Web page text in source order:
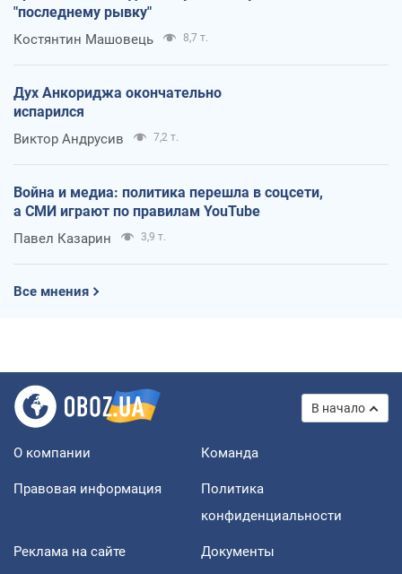
"последнему рывку"
Костянтин Машовець 8,7 т.
Дух Анкориджа окончательно
испарился
Виктор Андрусив 7,2 т.
Война и медиа: политика перешла в соцсети,
а СМИ играют по правилам YouTube
Павел Казарин 3,9 т.
Все мнения
В начало
О компании Команда
Правовая информация
Политика
конфиденциальности
Реклама на сайте Документы